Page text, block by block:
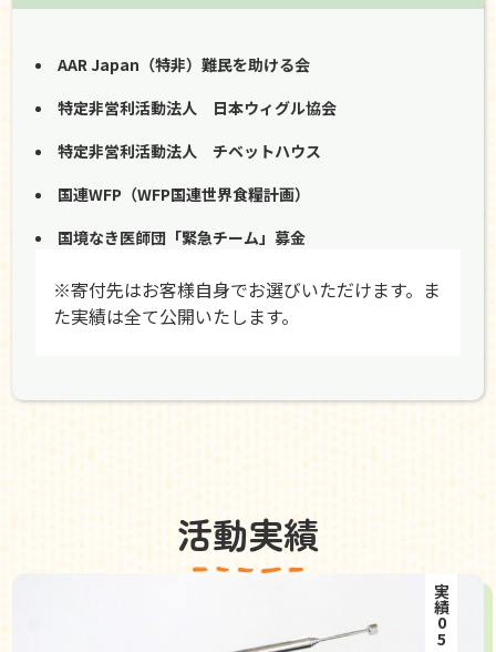
AAR Japan（特非）難民を助ける会
特定非営利活動法人 日本ウィグル協会
特定非営利活動法人 チベットハウス
国連WFP（WFP国連世界食糧計画）
国境なき医師団「緊急チーム」募金
※寄付先はお客様自身でお選びいただけます。ま
た実績は全て公開いたします。
活動実績
実績05